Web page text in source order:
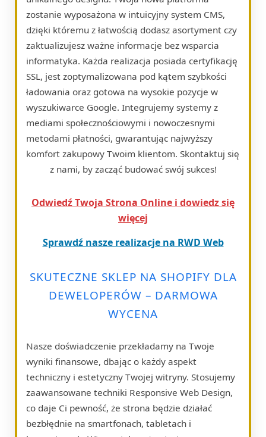
zostanie wyposażona w intuicyjny system CMS,
dzięki któremu z łatwością dodasz asortyment czy
zaktualizujesz ważne informacje bez wsparcia
informatyka. Każda realizacja posiada certyfikację
SSL, jest zoptymalizowana pod kątem szybkości
ładowania oraz gotowa na wysokie pozycje w
wyszukiwarce Google. Integrujemy systemy z
mediami społecznościowymi i nowoczesnymi
metodami płatności, gwarantując najwyższy
komfort zakupowy Twoim klientom. Skontaktuj się
z nami, by zacząć budować swój sukces!
Odwiedź Twoja Strona Online i dowiedz się
więcej
Sprawdź nasze realizacje na RWD Web
SKUTECZNE SKLEP NA SHOPIFY DLA
DEWELOPERÓW – DARMOWA
WYCENA
Nasze doświadczenie przekładamy na Twoje
wyniki finansowe, dbając o każdy aspekt
techniczny i estetyczny Twojej witryny. Stosujemy
zaawansowane techniki Responsive Web Design,
co daje Ci pewność, że strona będzie działać
bezbłędnie na smartfonach, tabletach i